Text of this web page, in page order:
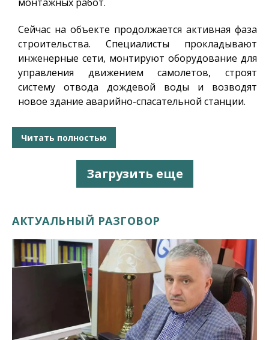
Сейчас на объекте продолжается активная фаза
строительства. Специалисты прокладывают
инженерные сети, монтируют оборудование для
управления движением самолетов, строят
систему отвода дождевой воды и возводят
новое здание аварийно-спасательной станции.
Читать полностью
Загрузить еще
АКТУАЛЬНЫЙ РАЗГОВОР